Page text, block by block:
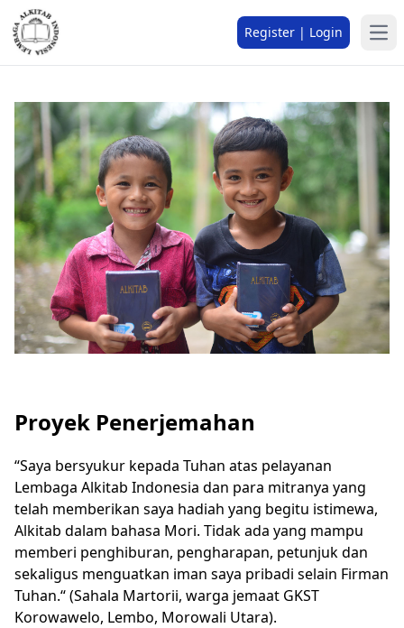
Register | Login
Proyek Penerjemahan
“Saya bersyukur kepada Tuhan atas pelayanan
Lembaga Alkitab Indonesia dan para mitranya yang
telah memberikan saya hadiah yang begitu istimewa,
Alkitab dalam bahasa Mori. Tidak ada yang mampu
memberi penghiburan, pengharapan, petunjuk dan
sekaligus menguatkan iman saya pribadi selain Firman
Tuhan.“ (Sahala Martorii, warga jemaat GKST
Korowawelo, Lembo, Morowali Utara).